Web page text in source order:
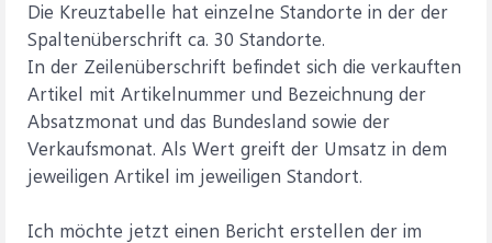
Die Kreuztabelle hat einzelne Standorte in der der
Spaltenüberschrift ca. 30 Standorte.
In der Zeilenüberschrift befindet sich die verkauften
Artikel mit Artikelnummer und Bezeichnung der
Absatzmonat und das Bundesland sowie der
Verkaufsmonat. Als Wert greift der Umsatz in dem
jeweiligen Artikel im jeweiligen Standort.
Ich möchte jetzt einen Bericht erstellen der im